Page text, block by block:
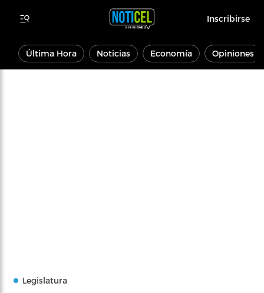
Inscribirse
Última Hora Noticias Economía Opiniones
Legislatura